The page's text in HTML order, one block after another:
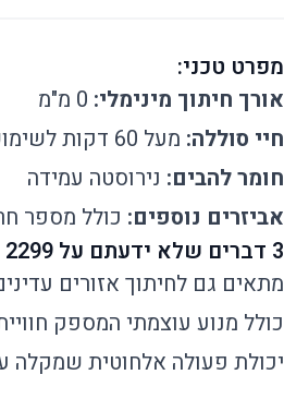
מפרט טכני:
אורך חיתוך מינימלי:
חיי סוללה: מעל 60 דקות לשימוש ממושך
חומר להבים: נירוסטה עמידה
אביזרים נוספים: כולל מספר
3 דברים שלא ידעתם על Kemei 2299:
מתאים גם לחיתוך אזורים
כולל מנוע עוצמתי המספק
יכולת פעולה אלחוטית שמקלה